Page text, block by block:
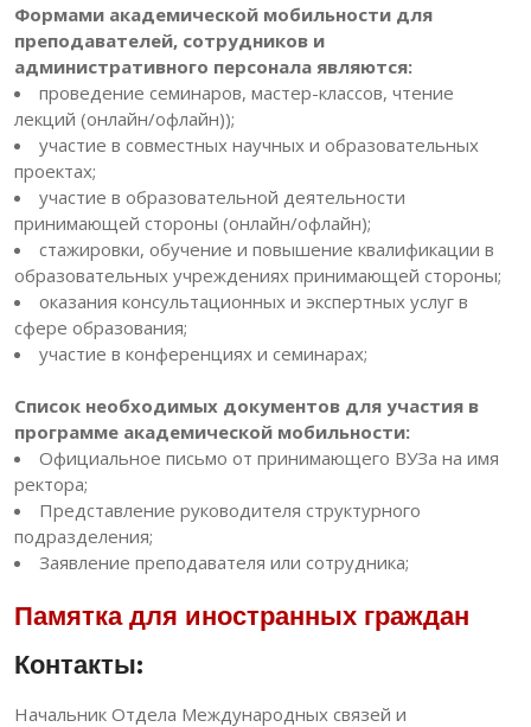
Формами академической мобильности для
преподавателей, сотрудников и
административного персонала являются:
проведение семинаров, мастер-классов, чтение
лекций (онлайн/офлайн));
участие в совместных научных и образовательных
проектах;
участие в образовательной деятельности
принимающей стороны (онлайн/офлайн);
стажировки, обучение и повышение квалификации в
образовательных учреждениях принимающей стороны;
оказания консультационных и экспертных услуг в
сфере образования;
участие в конференциях и семинарах;
Список необходимых документов для участия в
программе академической мобильности:
Официальное письмо от принимающего ВУЗа на имя
ректора;
Представление руководителя структурного
подразделения;
Заявление преподавателя или сотрудника;
Памятка для иностранных граждан
Контакты:
Начальник Отдела Международных связей и